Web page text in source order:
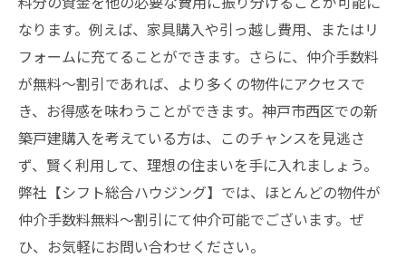
なります。例えば、家具購入や引っ越し費用、またはリ
フォームに充てることができます。さらに、仲介手数料
が無料～割引であれば、より多くの物件にアクセスで
き、お得感を味わうことができます。神戸市西区での新
築戸建購入を考えている方は、このチャンスを見逃さ
ず、賢く利用して、理想の住まいを手に入れましょう。
弊社【シフト総合ハウジング】では、ほとんどの物件が
仲介手数料無料～割引にて仲介可能でございます。ぜ
ひ、お気軽にお問い合わせください。